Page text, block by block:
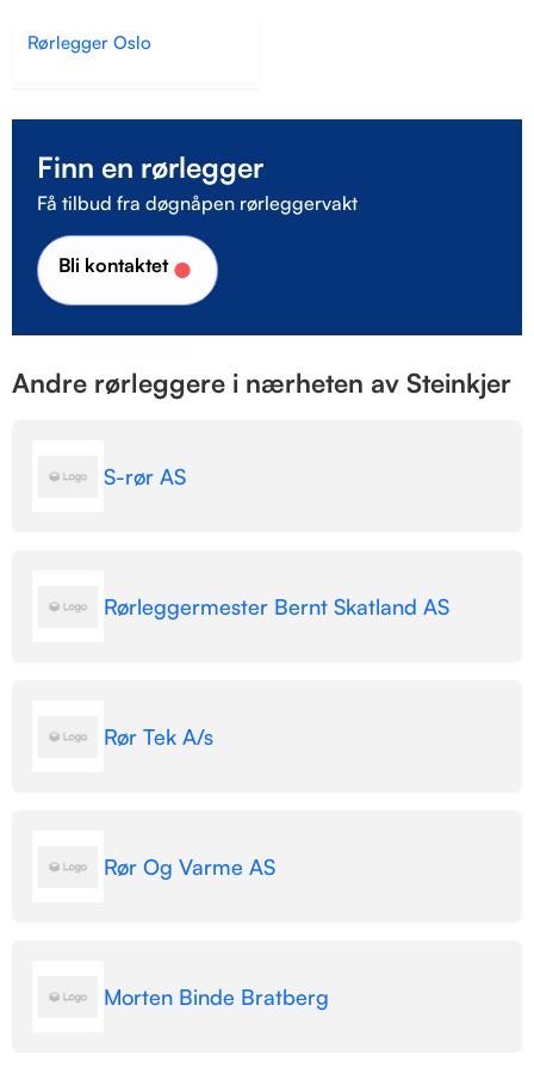
Rørlegger Oslo
Finn en rørlegger
Få tilbud fra døgnåpen rørleggervakt
Bli kontaktet
Andre rørleggere i nærheten av Steinkjer
S-rør AS
Rørleggermester Bernt Skatland AS
Rør Tek A/s
Rør Og Varme AS
Morten Binde Bratberg